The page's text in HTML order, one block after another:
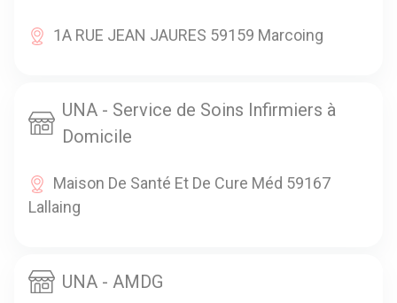
1A RUE JEAN JAURES 59159 Marcoing
UNA - Service de Soins Infirmiers à
Domicile
Maison De Santé Et De Cure Méd 59167
Lallaing
UNA - AMDG